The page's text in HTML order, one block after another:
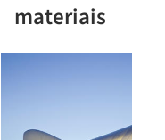
materiais